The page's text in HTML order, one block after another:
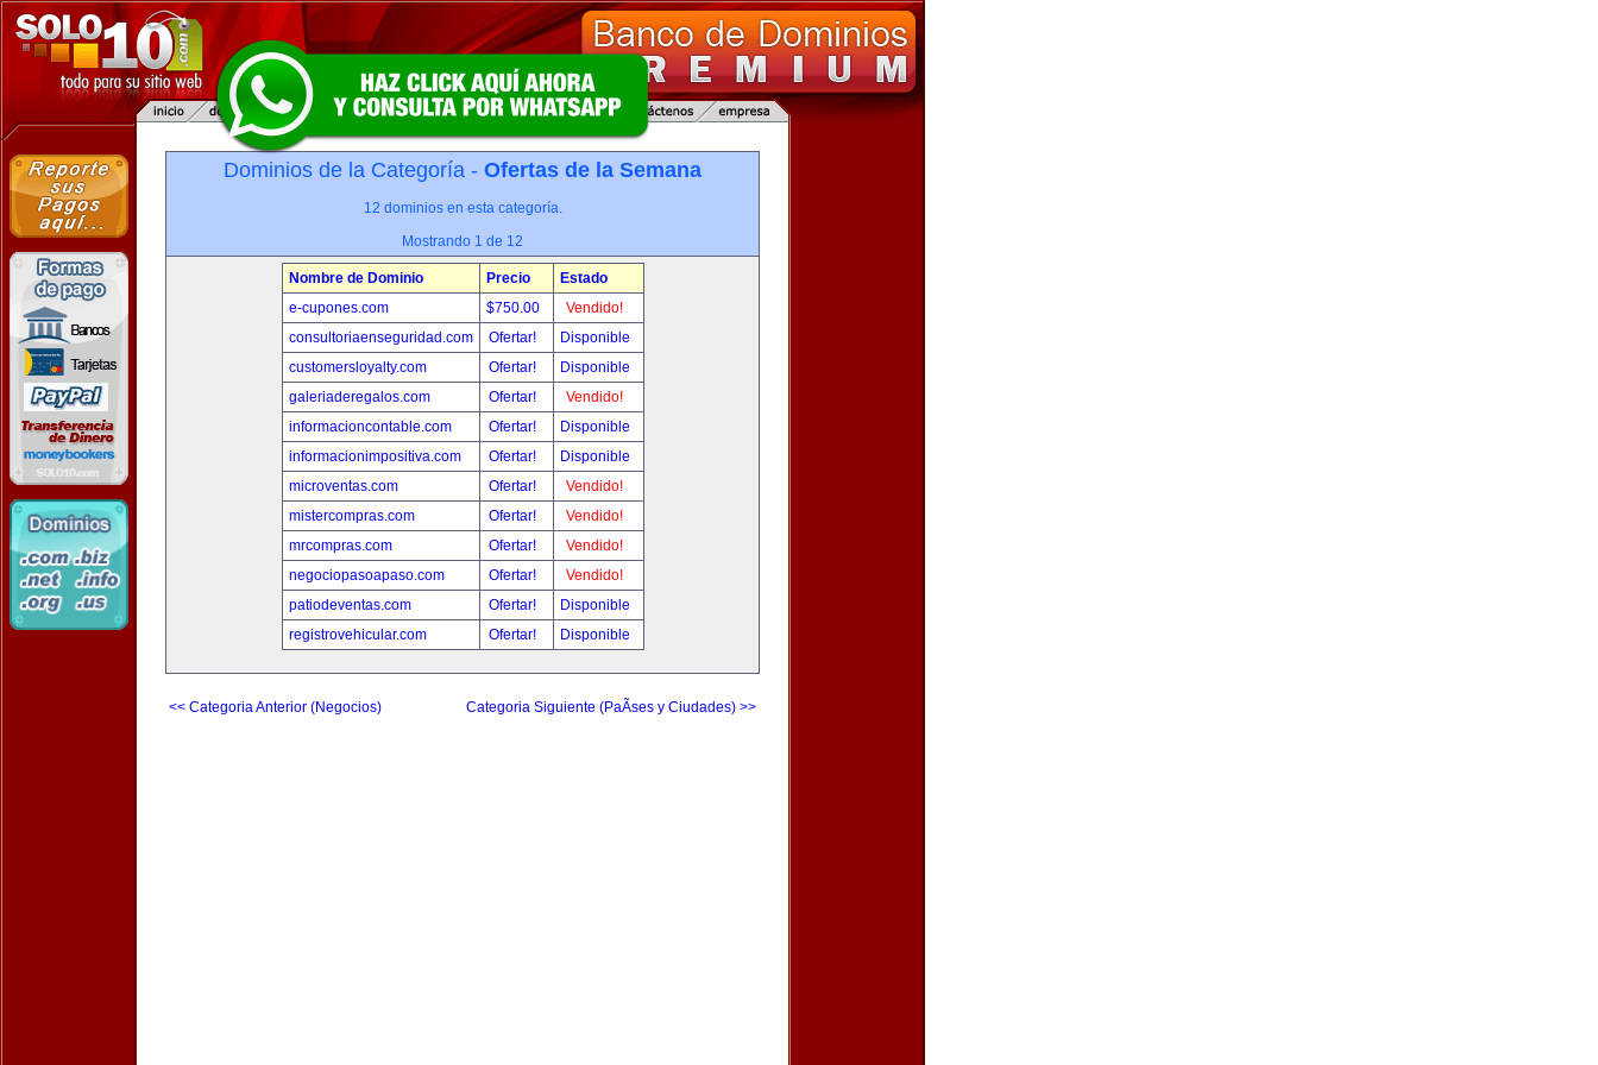
Dominios de la Categoría - Ofertas de la Semana
12 dominios en esta categoría.
Mostrando 1 de 12
Nombre de Dominio Precio
Estado
e-cupones.com
$750.00
Vendido!
consultoriaenseguridad.com
Ofertar!
Disponible
customersloyalty.com
Ofertar!
Disponible
galeriaderegalos.com
Ofertar!
Vendido!
informacioncontable.com
Ofertar!
Disponible
informacionimpositiva.com
Ofertar!
Disponible
microventas.com
Ofertar!
Vendido!
mistercompras.com
Ofertar!
Vendido!
mrcompras.com
Ofertar!
Vendido!
negociopasoapaso.com
Ofertar!
Vendido!
patiodeventas.com
Ofertar!
Disponible
registrovehicular.com
Ofertar! Disponible
<< Categoria Anterior (Negocios) Categoria Siguiente (PaÃ­ses y Ciudades) >>